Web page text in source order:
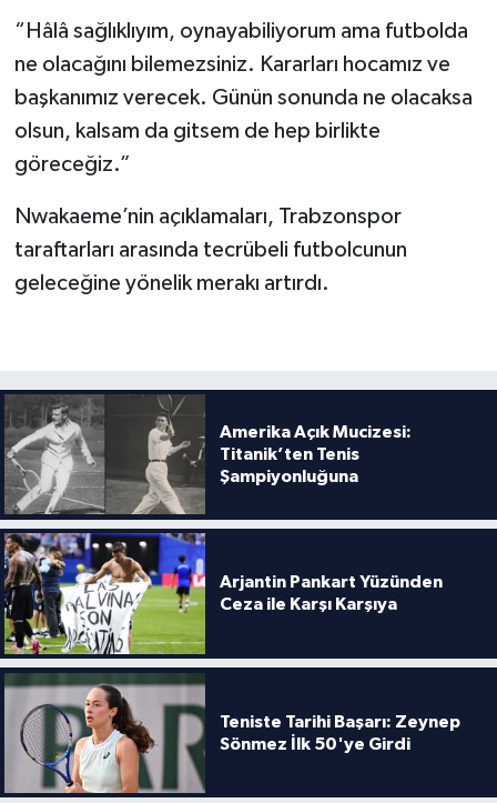
“Hâlâ sağlıklıyım, oynayabiliyorum ama futbolda
ne olacağını bilemezsiniz. Kararları hocamız ve
başkanımız verecek. Günün sonunda ne olacaksa
olsun, kalsam da gitsem de hep birlikte
göreceğiz.”
Nwakaeme’nin açıklamaları, Trabzonspor
taraftarları arasında tecrübeli futbolcunun
geleceğine yönelik merakı artırdı.
Amerika Açık Mucizesi:
Titanik’ten Tenis
Şampiyonluğuna
Arjantin Pankart Yüzünden
Ceza ile Karşı Karşıya
Teniste Tarihi Başarı: Zeynep
Sönmez İlk 50'ye Girdi
Su Sporları
Diğer Spor Dalları
Futbolcular